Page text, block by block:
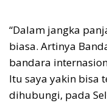
“Dalam jangka
biasa. Artinya
bandara
Itu saya yakin bisa
dihubungi, pada